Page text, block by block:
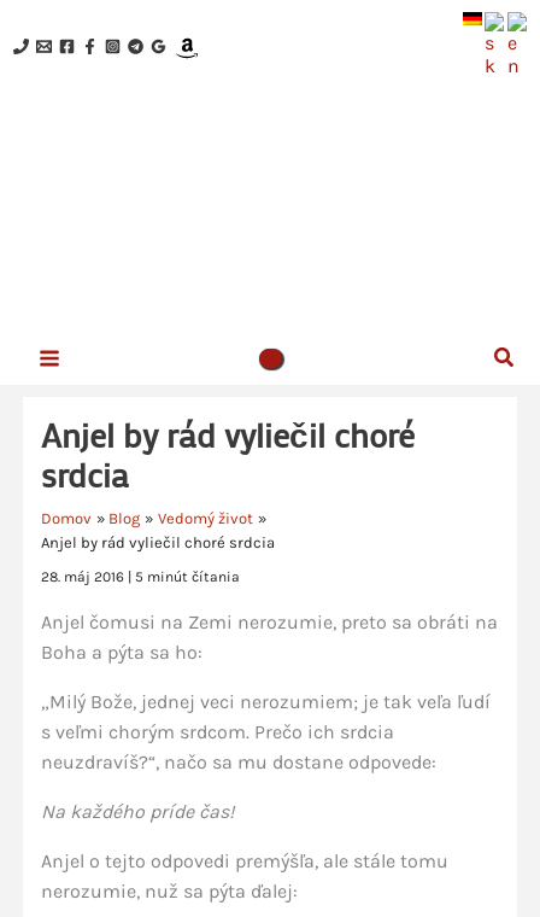
na
Anjel by rád vyliečil choré
srdcia
Domov Blog
Vedomý život
Anjel by rád vyliečil choré srdcia
28. máj 2016 5 minút čítania
Anjel čomusi na Zemi nerozumie, preto sa obráti na
Boha a pýta sa ho:
„Milý Bože, jednej veci nerozumiem; je tak veľa ľudí
s veľmi chorým srdcom. Prečo ich srdcia
neuzdravíš?“, načo sa mu dostane odpovede:
Na každého príde čas!
Anjel o tejto odpovedi premýšľa, ale stále tomu
nerozumie, nuž sa pýta ďalej: